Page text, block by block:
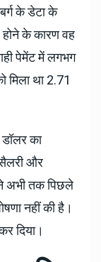
के डेटा के
के कारण वह
पेमेंट में लगभग
था 2.71
का
और
ने अभी तक पिछले
नहीं की है।
दिया।